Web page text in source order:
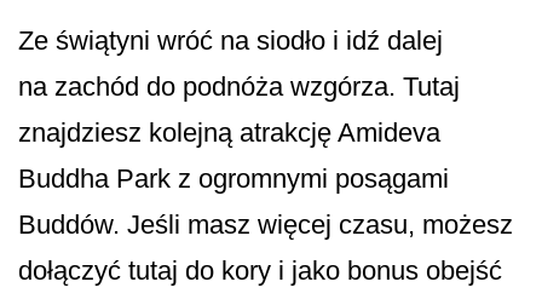
Ze świątyni wróć na siodło i idź dalej
na zachód do podnóża wzgórza. Tutaj
znajdziesz kolejną atrakcję Amideva
Buddha Park z ogromnymi posągami
Buddów. Jeśli masz więcej czasu, możesz
dołączyć tutaj do kory i jako bonus obejść